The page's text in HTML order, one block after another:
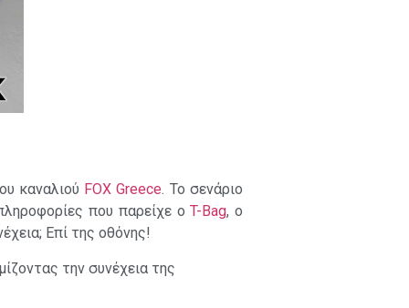
καναλιού FOX Greece. Το σενάριο
που παρείχε οT-Bag, ο
Επί της οθόνης!
την συνέχεια της